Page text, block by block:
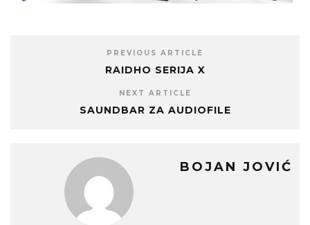
PREVIOUS ARTICLE
RAIDHO SERIJA X
NEXT ARTICLE
SAUNDBAR ZA AUDIOFILE
BOJAN JOVIĆ